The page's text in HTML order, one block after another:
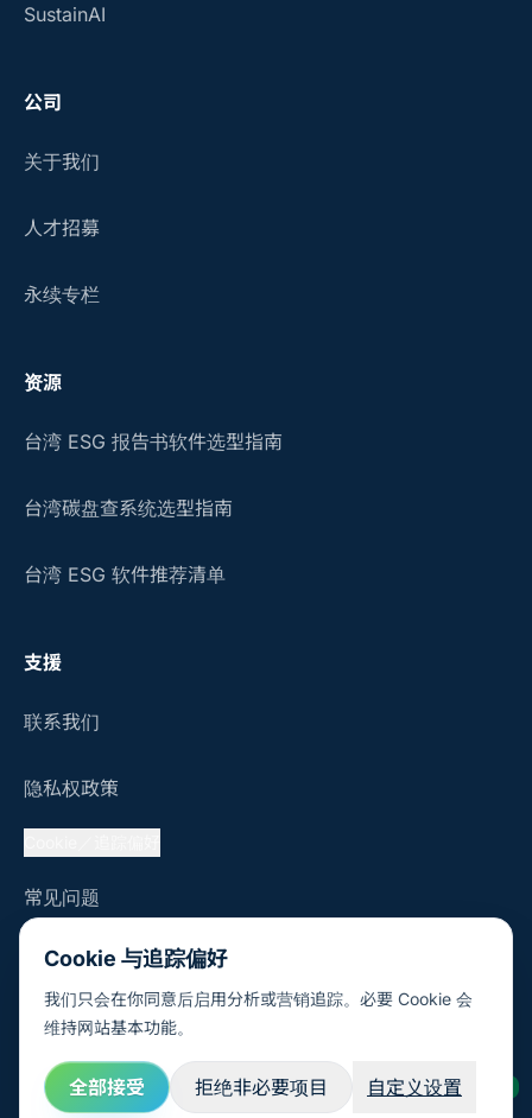
SustainAI
公司
关于我们
人才招募
永续专栏
资源
台湾 ESG 报告书软件选型指南
台湾碳盘查系统选型指南
台湾 ESG 软件推荐清单
支援
联系我们
隐私权政策
常见问题
© 2026 Sustaihub, Inc.
Cookie 与追踪偏好
我们只会在你同意后启用分析或营销追踪。必要 Cookie 会
维持网站基本功能。
全部接受 拒绝非必要项目 自定义设置